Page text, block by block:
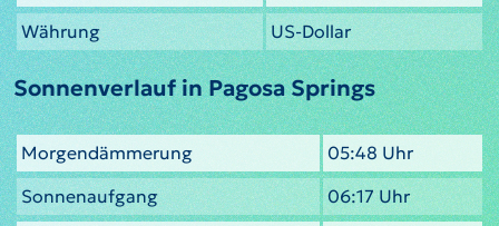
Währung
US-Dollar
Sonnenverlauf in Pagosa Springs
Morgendämmerung
05:48 Uhr
Sonnenaufgang
06:17 Uhr